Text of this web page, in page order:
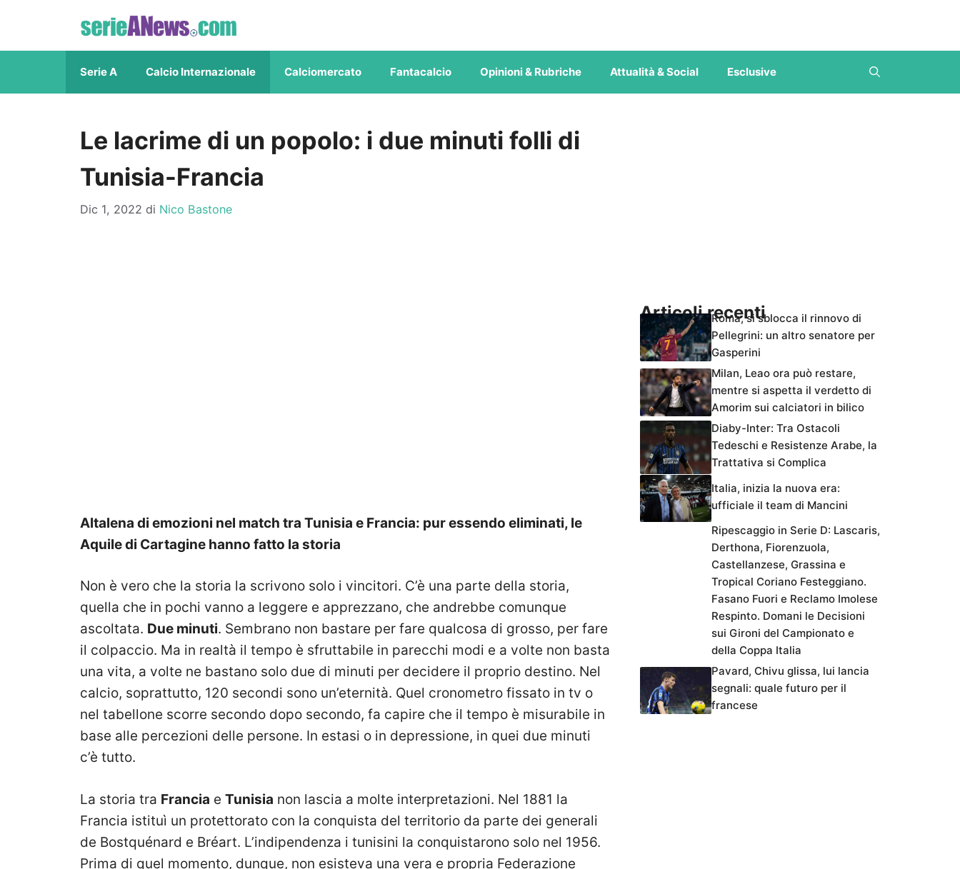
contenuto
Serie A Calcio Internazionale Calciomercato Fantacalcio Opinioni & Rubriche Attualità & Social Esclusive
Le lacrime di un popolo: i due minuti folli di
Tunisia-Francia
Dic 1, 2022 di Nico Bastone
Altalena di emozioni nel match tra Tunisia e Francia: pur essendo eliminati, le
Aquile di Cartagine hanno fatto la storia
Non è vero che la storia la scrivono solo i vincitori. C’è una parte della storia,
quella che in pochi vanno a leggere e apprezzano, che andrebbe comunque
ascoltata. Due minuti. Sembrano non bastare per fare qualcosa di grosso, per fare
il colpaccio. Ma in realtà il tempo è sfruttabile in parecchi modi e a volte non basta
una vita, a volte ne bastano solo due di minuti per decidere il proprio destino. Nel
calcio, soprattutto, 120 secondi sono un’eternità. Quel cronometro fissato in tv o
nel tabellone scorre secondo dopo secondo, fa capire che il tempo è misurabile in
base alle percezioni delle persone. In estasi o in depressione, in quei due minuti
c’è tutto.
La storia tra Francia e Tunisia non lascia a molte interpretazioni. Nel 1881 la
Francia istituì un protettorato con la conquista del territorio da parte dei generali
de Bostquénard e Bréart. L’indipendenza i tunisini la conquistarono solo nel 1956.
Prima di quel momento, dunque, non esisteva una vera e propria Federazione
Articoli recentiRoma, si sblocca il rinnovo di
Pellegrini: un altro senatore per
Gasperini
Milan, Leao ora può restare,
mentre si aspetta il verdetto di
Amorim sui calciatori in bilico
Diaby-Inter: Tra Ostacoli
Tedeschi e Resistenze Arabe, la
Trattativa si Complica
Italia, inizia la nuova era:
ufficiale il team di Mancini
Ripescaggio in Serie D: Lascaris,
Derthona, Fiorenzuola,
Castellanzese, Grassina e
Tropical Coriano Festeggiano.
Fasano Fuori e Reclamo Imolese
Respinto. Domani le Decisioni
sui Gironi del Campionato e
della Coppa Italia
Pavard, Chivu glissa, lui lancia
segnali: quale futuro per il
francese